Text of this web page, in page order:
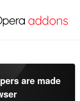
المحتوى
are made